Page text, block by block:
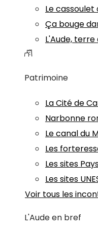
Le
Ça bouge
L'Aude, terre
Patrimoine
La Cité de
Narbonne
Le canal du
Les
Les sites
Les sites
Voir tous les
L'Aude en bref